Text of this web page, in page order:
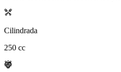
Cilindrada
250 cc